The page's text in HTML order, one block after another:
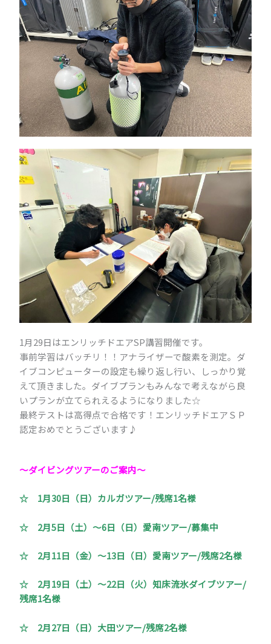
1月29日はエンリッチドエアSP講習開催です。
事前学習はバッチリ！！アナライザーで酸素を測定。ダ
イブコンピューターの設定も繰り返し行い、しっかり覚
えて頂きました。ダイブプランもみんなで考えながら良
いプランが立てられえるようになりました☆
最終テストは高得点で合格です！エンリッチドエアＳＰ
認定おめでとうございます♪
～ダイビングツアーのご案内～
☆ 1月30日（日）カルガツアー/残席1名様
☆ 2月5日（土）～6日（日）愛南ツアー/募集中
☆ 2月11日（金）～13日（日）愛南ツアー/残席2名様
☆ 2月19日（土）～22日（火）知床流氷ダイブツアー/
残席1名様
☆ 2月27日（日）大田ツアー/残席2名様